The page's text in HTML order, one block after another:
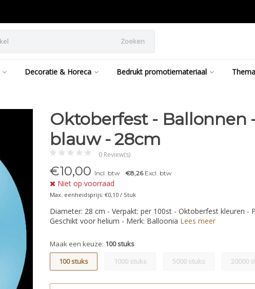
Zoeken
Decoratie & Horeca Bedrukt promotiemateriaal
Oktoberfest - Ballonnen
blauw - 28cm
0 Review(s)
€10,00 Incl. btw €8,26Excl. btw
Niet op voorraad
Max. eenheidsprijs: €0,10 / Stuk
Diameter: 28 cm - Verpakt: per 100st - Oktoberfest kleuren -
Geschikt voor helium - Merk: Balloonia Lees meer
Maak een keuze: 100 stuks
100 stuks
1000 stuks 5000 stuks 20000